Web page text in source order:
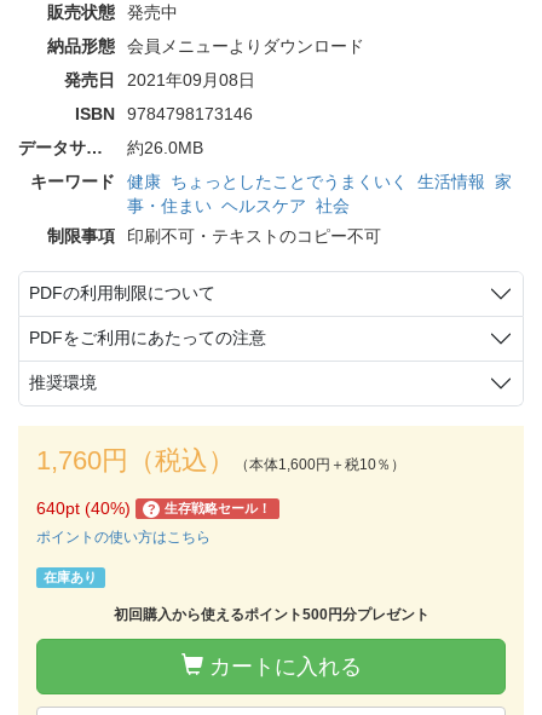
販売状態
発売中
納品形態
会員メニューよりダウンロード
発売日
2021年09月08日
ISBN
9784798173146
データサイズ
約26.0MB
キーワード
健康 ちょっとしたことでうまくいく 生活情報 家
事・住まい ヘルスケア 社会
制限事項
印刷不可・テキストのコピー不可
PDFの利用制限について
PDFをご利用にあたっての注意
推奨環境
1,760円（税込） （本体1,600円＋税10％）
640pt (40%) ? 生存戦略セール！
ポイントの使い方はこちら
在庫あり
初回購入から使えるポイント500円分プレゼント
カートに入れる